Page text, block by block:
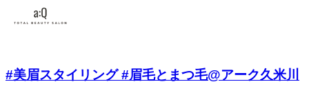
#美眉スタイリング #眉毛とまつ毛@アーク久米川